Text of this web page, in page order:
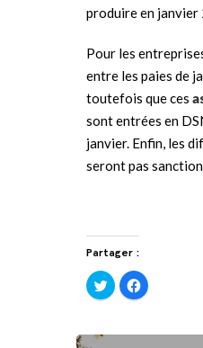
produire en janvier
Pour les
entre les paies de
toutefois que ces
sont entrées en
janvier. Enfin, les
seront pas
Partager :
Cliquez
pour
partager
dans
Cliquez
pour
partager
dans